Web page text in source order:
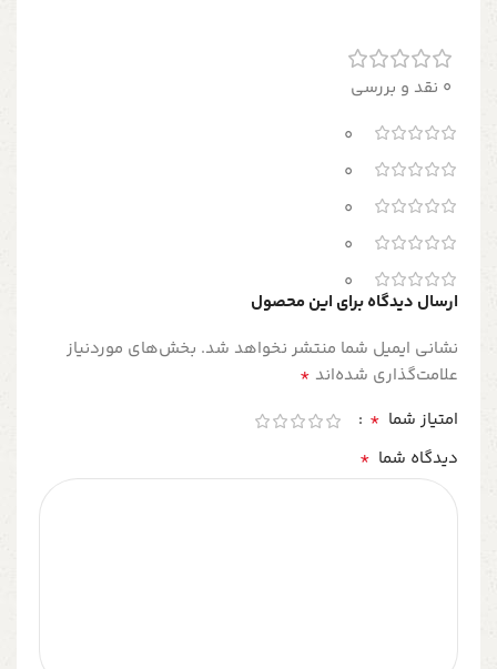
0 نقد و بررسی
0
0
0
0
0
ارسال دیدگاه برای این محصول
نشانی ایمیل شما منتشر نخواهد شد. بخش‌های موردنیاز
علامت‌گذاری شده‌اند *
امتیاز شما *
دیدگاه شما *